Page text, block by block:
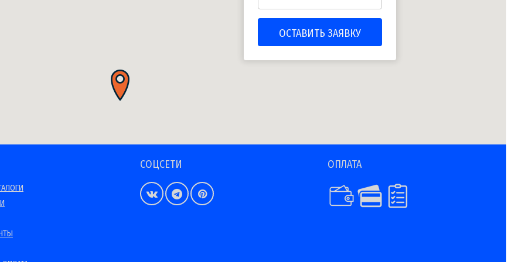
СОЦСЕТИ ОПЛАТА